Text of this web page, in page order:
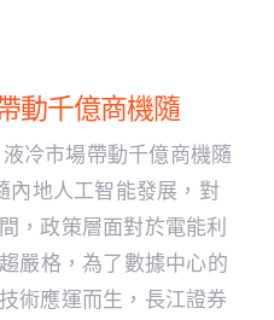
動千億商機隨
冷市場帶動千億商機隨
內地人工智能發展，對
，政策層面對於電能利
嚴格，為了數據中心的
術應運而生，長江證券